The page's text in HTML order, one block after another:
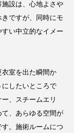
サロン戦略
ルプケア
スパ
設は、心地よさや
ですが、同時にモ
い中立的なイメー
室を出た瞬間か
したいところで
、スチームエリ
、あらゆる空間が
。施術ルームにつ